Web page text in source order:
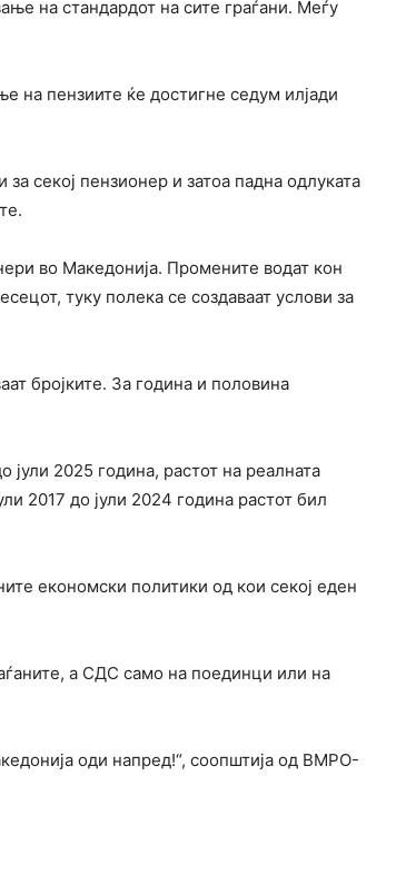
на стандардот на сите граѓани. Меѓу
на пензиите ќе достигне седум илјади
секој пензионер и затоа падна одлуката
во Македонија. Промените водат кон
туку полека се создаваат услови за
бројките. За година и половина
јули 2025 година, растот на реалната
2017 до јули 2024 година растот бил
економски политики од кои секој еден
а СДС само на поединци или на
оди напред!“, соопштија од ВМРО-